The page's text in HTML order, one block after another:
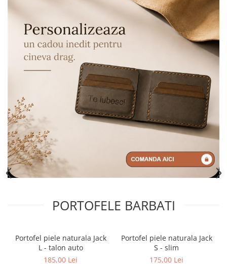
PORTOFELE BARBATI
Portofel piele naturala Jack
L - talon auto
185,00 Lei
Portofel piele naturala Jack
S - slim
175,00 Lei